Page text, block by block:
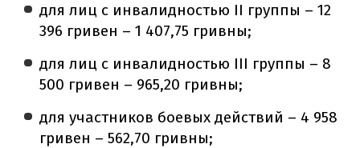
для лиц с инвалидностью II группы – 12
396 гривен – 1 407,75 гривны;
для лиц с инвалидностью III группы – 8
500 гривен – 965,20 гривны;
для участников боевых действий – 4 958
гривен – 562,70 гривны;